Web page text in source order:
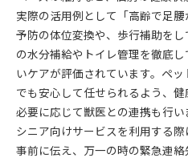
実際の活用例として「高齢で足
予防の体位変換や、歩行補助を
の水分補給やトイレ管理を徹底
いケアが評価されています。ペ
でも安心して任せられるよう、健
必要に応じて獣医との連携も行い
シニア向けサービスを利用する
事前に伝え、万一の時の緊急連絡